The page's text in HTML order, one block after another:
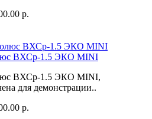
р.
ВХСр-1.5 ЭКО MINI
ВХСр-1.5 ЭКО MINI,
для демонстрации..
р.